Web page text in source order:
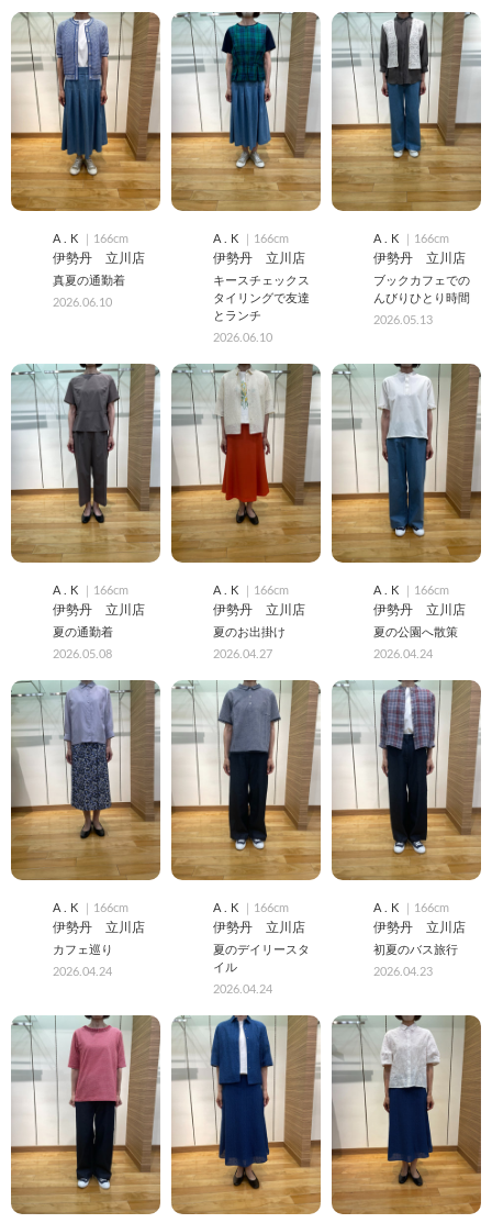
A . K ｜166cm
伊勢丹 立川店
真夏の通勤着
2026.06.10
A . K ｜166cm
伊勢丹 立川店
キースチェックス
タイリングで友達
とランチ
2026.06.10
A . K ｜166cm
伊勢丹 立川店
ブックカフェでの
んびりひとり時間
2026.05.13
A . K ｜166cm
伊勢丹 立川店
夏の通勤着
2026.05.08
A . K ｜166cm
伊勢丹 立川店
夏のお出掛け
2026.04.27
A . K ｜166cm
伊勢丹 立川店
夏の公園へ散策
2026.04.24
A . K ｜166cm
伊勢丹 立川店
カフェ巡り
2026.04.24
A . K ｜166cm
伊勢丹 立川店
夏のデイリースタ
イル
2026.04.24
A . K ｜166cm
伊勢丹 立川店
初夏のバス旅行
2026.04.23